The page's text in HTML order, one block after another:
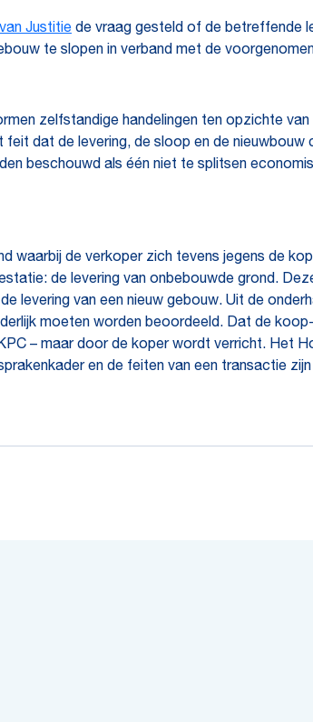
Justitie de vraag gesteld of de betreffende
te slopen in verband met de
zelfstandige handelingen ten opzichte van
dat de levering, de sloop en de nieuwbouw
beschouwd als één niet te splitsen
waarbij de verkoper zich tevens jegens de
de levering van onbebouwde grond.
levering van een nieuw gebouw. Uit de
moeten worden beoordeeld. Dat de
– maar door de koper wordt verricht. Het
en de feiten van een transactie